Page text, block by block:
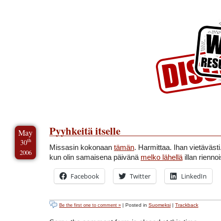
May
30th
2006
Pyyhkeitä itselle
Missasin kokonaan tämän. Harmittaa. Ihan
kun olin samaisena päivänä melko lähellä illan
Facebook Twitter LinkedIn
Be the first one to comment » | Posted in Suomeksi | Trackback